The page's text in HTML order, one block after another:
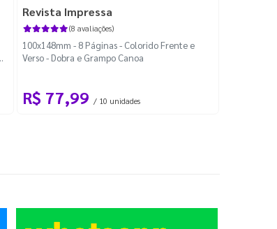
Revista Impressa
(8 avaliações)
100x148mm - 8 Páginas - Colorido Frente e
Verso - Dobra e Grampo Canoa
R$ 77,99 / 10 unidades